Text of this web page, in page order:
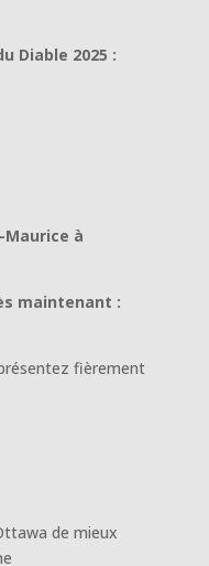
Diable 2025 :
Maurice à
maintenant :
fièrement
de mieux